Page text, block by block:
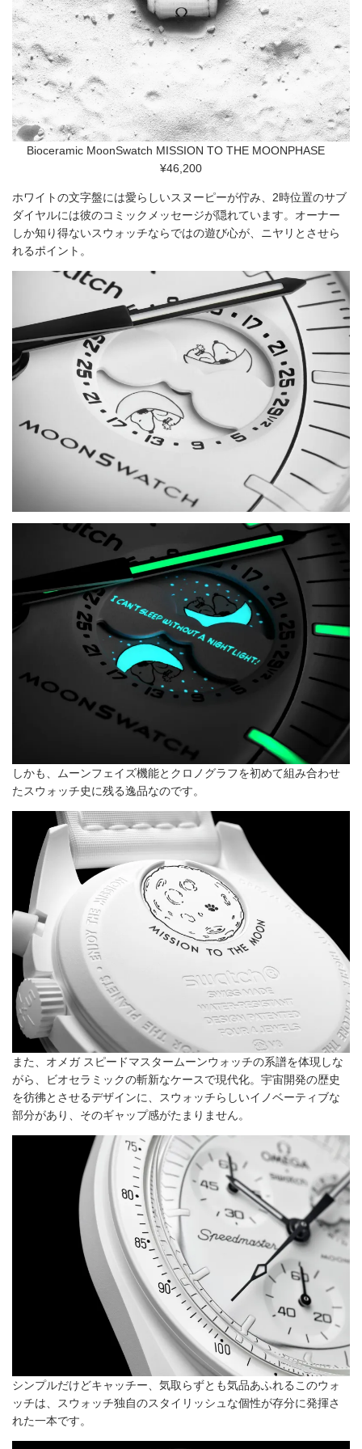
Bioceramic MoonSwatch MISSION TO THE MOONPHASE
¥46,200
ホワイトの文字盤には愛らしいスヌーピーが佇み、2時位置のサブ
ダイヤルには彼のコミックメッセージが隠れています。オーナー
しか知り得ないスウォッチならではの遊び心が、ニヤリとさせら
れるポイント。
しかも、ムーンフェイズ機能とクロノグラフを初めて組み合わせ
たスウォッチ史に残る逸品なのです。
また、オメガ スピードマスタームーンウォッチの系譜を体現しな
がら、ビオセラミックの斬新なケースで現代化。宇宙開発の歴史
を彷彿とさせるデザインに、スウォッチらしいイノベーティブな
部分があり、そのギャップ感がたまりません。
シンプルだけどキャッチー、気取らずとも気品あふれるこのウォ
ッチは、スウォッチ独自のスタイリッシュな個性が存分に発揮さ
れた一本です。